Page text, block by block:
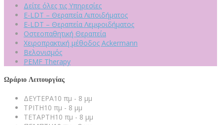
Δείτε όλες τις Υπηρεσίες
E-LDT – Θεραπεία Λιποιδήματος
E-LDT – Θεραπεία Λεμφοιδήματος
Οστεοπαθητική Θεραπεία
Χειροπρακτική μέθοδος Ackermann
Βελονισμός
PEMF Therapy
Ωράριο Λειτουργίας
ΔΕΥΤΕΡΑ10 πμ - 8 μμ
ΤΡΙΤΗ10 πμ - 8 μμ
ΤΕΤΑΡΤΗ10 πμ - 8 μμ